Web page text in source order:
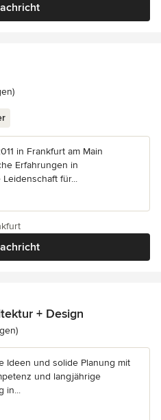
5 von 5 Sternen
in Frankfurt am Main
Erfahrungen in
für...
+ Design
4.9 von 5 Sternen
Ideen und solide Planung mit
und langjährige
in...